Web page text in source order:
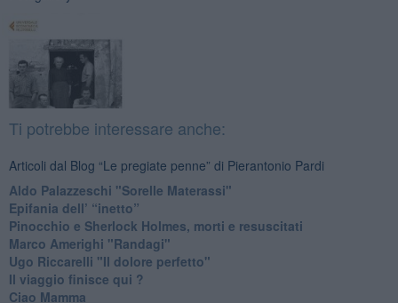
Ti potrebbe interessare anche:
Articoli dal Blog “Le pregiate penne” di Pierantonio Pardi
​Aldo Palazzeschi "Sorelle Materassi"
​Epifania dell’ “inetto”
Pinocchio e Sherlock Holmes, morti e resuscitati
​Marco Amerighi "Randagi"
Ugo Riccarelli "Il dolore perfetto"
​Il viaggio finisce qui ?
​Ciao Mamma